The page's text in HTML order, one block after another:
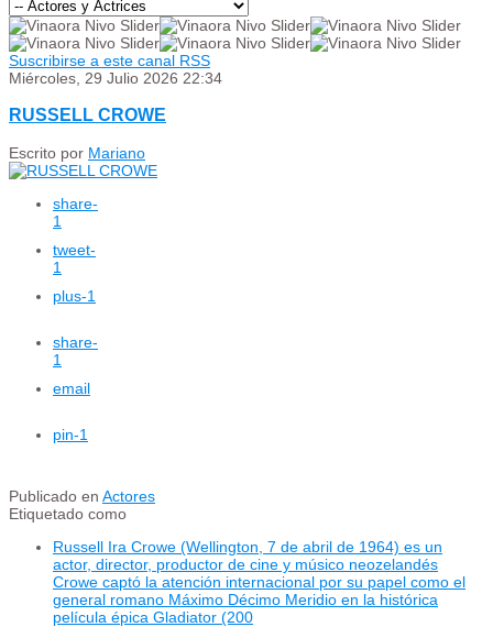
Suscribirse a este canal RSS
Miércoles, 29 Julio 2026 22:34
RUSSELL CROWE
Escrito por Mariano
share-
1
tweet-
1
plus-1
share-
1
email
pin-1
Publicado en Actores
Etiquetado como
Russell Ira Crowe (Wellington, 7 de abril de 1964) es un
actor, director, productor de cine y músico neozelandés
Crowe captó la atención internacional por su papel como el
general romano Máximo Décimo Meridio en la histórica
película épica Gladiator (200